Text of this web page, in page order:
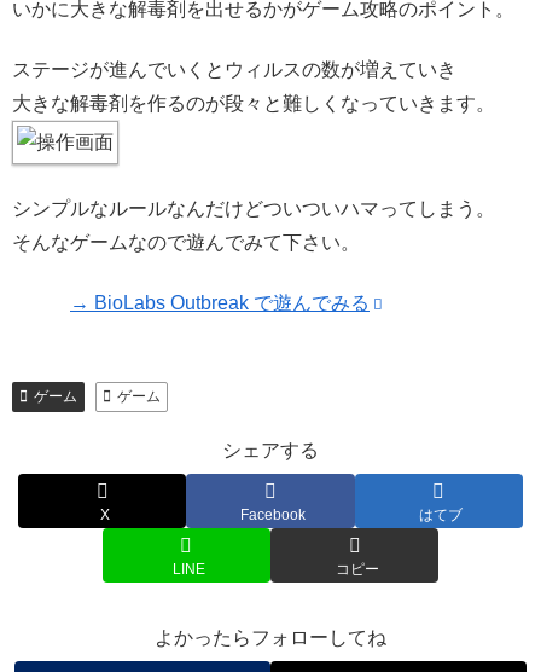
いかに大きな解毒剤を出せるかがゲーム攻略のポイント。
ステージが進んでいくとウィルスの数が増えていき
大きな解毒剤を作るのが段々と難しくなっていきます。
シンプルなルールなんだけどついついハマってしまう。
そんなゲームなので遊んでみて下さい。
→ BioLabs Outbreak で遊んでみる
ゲーム ゲーム
シェアする
X Facebook はてブ
LINE コピー
よかったらフォローしてね